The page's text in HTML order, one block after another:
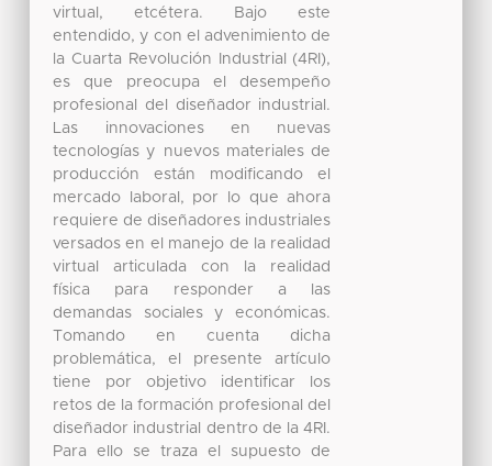
virtual, etcétera. Bajo este
entendido, y con el advenimiento de
la Cuarta Revolución Industrial (4RI),
es que preocupa el desempeño
profesional del diseñador industrial.
Las innovaciones en nuevas
tecnologías y nuevos materiales de
producción están modificando el
mercado laboral, por lo que ahora
requiere de diseñadores industriales
versados en el manejo de la realidad
virtual articulada con la realidad
física para responder a las
demandas sociales y económicas.
Tomando en cuenta dicha
problemática, el presente artículo
tiene por objetivo identificar los
retos de la formación profesional del
diseñador industrial dentro de la 4RI.
Para ello se traza el supuesto de